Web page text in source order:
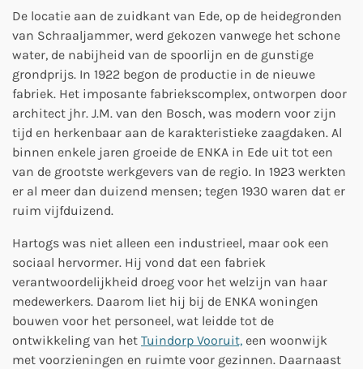
l
a
y
u
t
e
e
t
n
g
De locatie aan de zuidkant van Ede, op de heidegronden
van Schraaljammer, werd gekozen vanwege het schone
water, de nabijheid van de spoorlijn en de gunstige
grondprijs. In 1922 begon de productie in de nieuwe
fabriek. Het imposante fabriekscomplex, ontworpen door
architect jhr. J.M. van den Bosch, was modern voor zijn
tijd en herkenbaar aan de karakteristieke zaagdaken. Al
binnen enkele jaren groeide de ENKA in Ede uit tot een
van de grootste werkgevers van de regio. In 1923 werkten
er al meer dan duizend mensen; tegen 1930 waren dat er
ruim vijfduizend.
Hartogs was niet alleen een industrieel, maar ook een
sociaal hervormer. Hij vond dat een fabriek
verantwoordelijkheid droeg voor het welzijn van haar
medewerkers. Daarom liet hij bij de ENKA woningen
bouwen voor het personeel, wat leidde tot de
ontwikkeling van het Tuindorp Vooruit, een woonwijk
met voorzieningen en ruimte voor gezinnen. Daarnaast